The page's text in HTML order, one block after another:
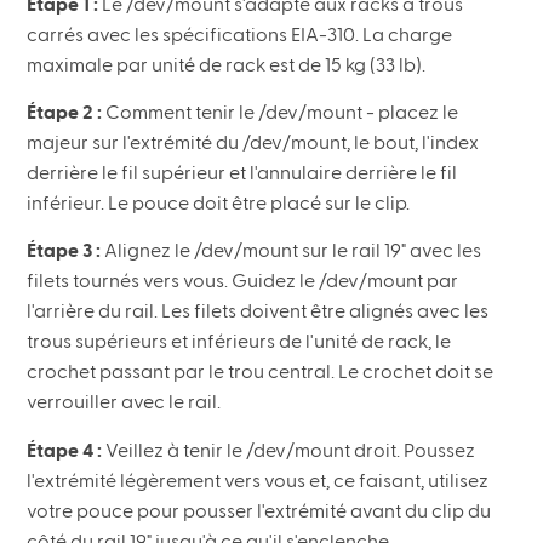
Étape 1 :
Le /dev/mount s'adapte aux racks à trous
carrés avec les spécifications EIA-310. La charge
maximale par unité de rack est de 15 kg (33 lb).
Étape 2 : Comment tenir le /dev/mount - placez le
majeur sur l'extrémité du /dev/mount, le bout, l'index
derrière le fil supérieur et l'annulaire derrière le fil
inférieur. Le pouce doit être placé sur le clip.
Étape 3 : Alignez le /dev/mount sur le rail 19" avec les
filets tournés vers vous. Guidez le /dev/mount par
l'arrière du rail. Les filets doivent être alignés avec les
trous supérieurs et inférieurs de l'unité de rack, le
crochet passant par le trou central. Le crochet doit se
verrouiller avec le rail.
Étape 4 : Veillez à tenir le /dev/mount droit. Poussez
l'extrémité légèrement vers vous et, ce faisant, utilisez
votre pouce pour pousser l'extrémité avant du clip du